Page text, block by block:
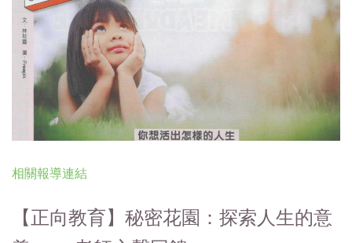
相關報導連結
【正向教育】秘密花園：探索人生的意